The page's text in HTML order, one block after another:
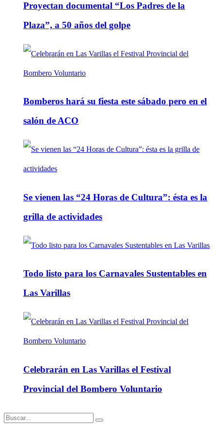
Proyectan documental “Los Padres de la
Plaza”, a 50 años del golpe
Bomberos hará su fiesta este sábado pero en el
salón de ACO
Se vienen las “24 Horas de Cultura”: ésta es la
grilla de actividades
Todo listo para los Carnavales Sustentables en
Las Varillas
Celebrarán en Las Varillas el Festival
Provincial del Bombero Voluntario